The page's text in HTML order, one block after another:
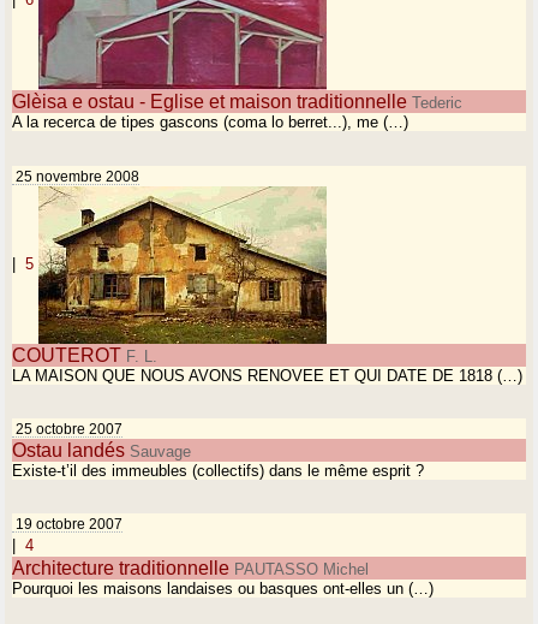
Glèisa e ostau - Eglise et maison traditionnelle Tederic
A la recerca de tipes gascons (coma lo berret...), me (…)
25 novembre 2008
| 5
COUTEROT F. L.
LA MAISON QUE NOUS AVONS RENOVEE ET QUI DATE DE 1818 (…)
25 octobre 2007
Ostau landés Sauvage
Existe-t’il des immeubles (collectifs) dans le même esprit ?
19 octobre 2007
4
Architecture traditionnelle PAUTASSO Michel
Pourquoi les maisons landaises ou basques ont-elles un (…)